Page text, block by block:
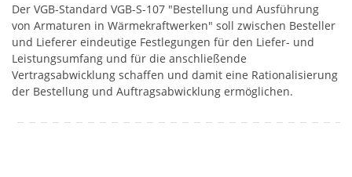
Der VGB-Standard VGB-S-107 "Bestellung und Ausführung
von Armaturen in Wärmekraftwerken" soll zwischen Besteller
und Lieferer eindeutige Festlegungen für den Liefer- und
Leistungsumfang und für die anschließende
Vertragsabwicklung schaffen und damit eine Rationalisierung
der Bestellung und Auftragsabwicklung ermöglichen.